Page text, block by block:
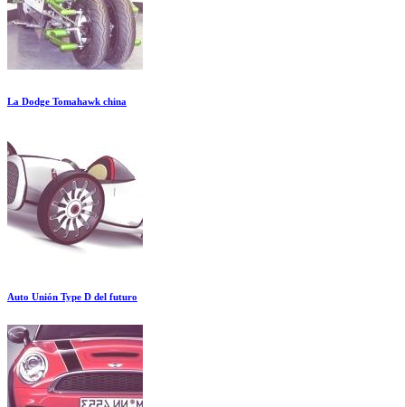
La Dodge Tomahawk china
Auto Unión Type D del futuro